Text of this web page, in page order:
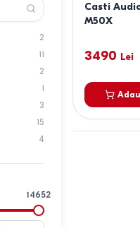
2
11
2
1
3
15
4
1
1
1
14652
Casti
M50X
3490 Lei